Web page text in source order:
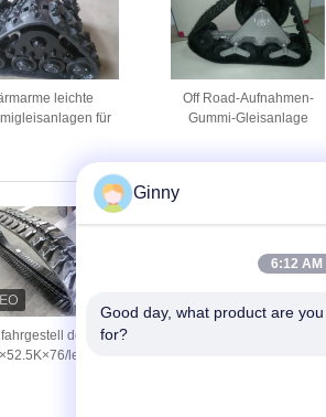
leichte
für
Off Road-Aufnahmen-
Gummi-Gleisanlage
der bahn-
leichte
Ginny
6:12 AM
Good day, what product are
for?